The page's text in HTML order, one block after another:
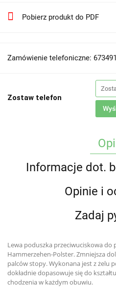
Pobierz produkt do PDF
Zamówienie telefoniczne:
Zostaw telefon
Informacje dot.
Opinie i
Zadaj
Lewa poduszka przeciwuciskowa do
Hammerzehen-Polster. Zmniejsza
palców stopy. Wykonana jest z żelu
dokładnie dopasowuje się do
chodzenia w każdym obuwiu.